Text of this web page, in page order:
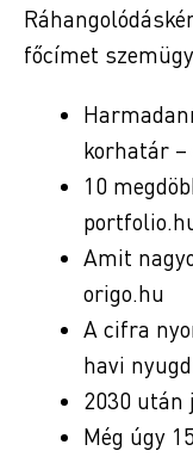
főcímet
korhatár –
10
Amit
origo.hu
A cifra
havi
2030 után
Még úgy